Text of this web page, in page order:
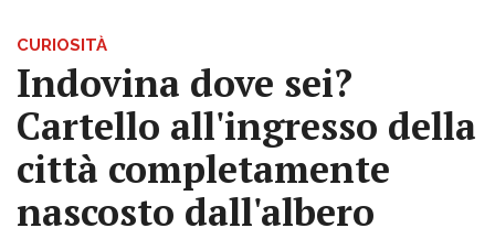
CURIOSITÀ
Indovina dove sei?
Cartello all'ingresso della
città completamente
nascosto dall'albero